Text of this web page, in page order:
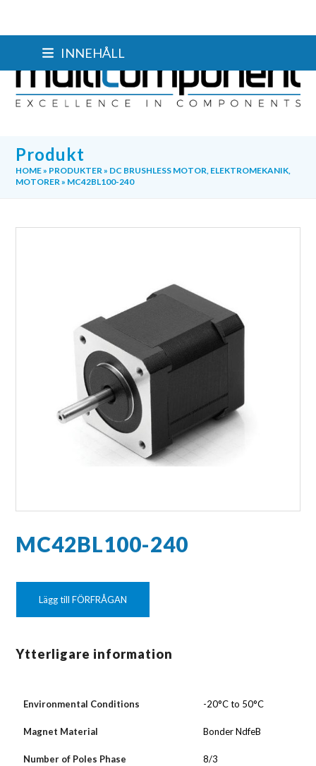
INNEHÅLL
Produkt
HOME» PRODUKTER» DC BRUSHLESS MOTOR, ELEKTROMEKANIK,
MOTORER» MC42BL100-240
MC42BL100-240
Lägg till FÖRFRÅGAN
Ytterligare information
Environmental Conditions -20°C to 50°C
Magnet Material Bonder NdfeB
Number of Poles Phase 8/3